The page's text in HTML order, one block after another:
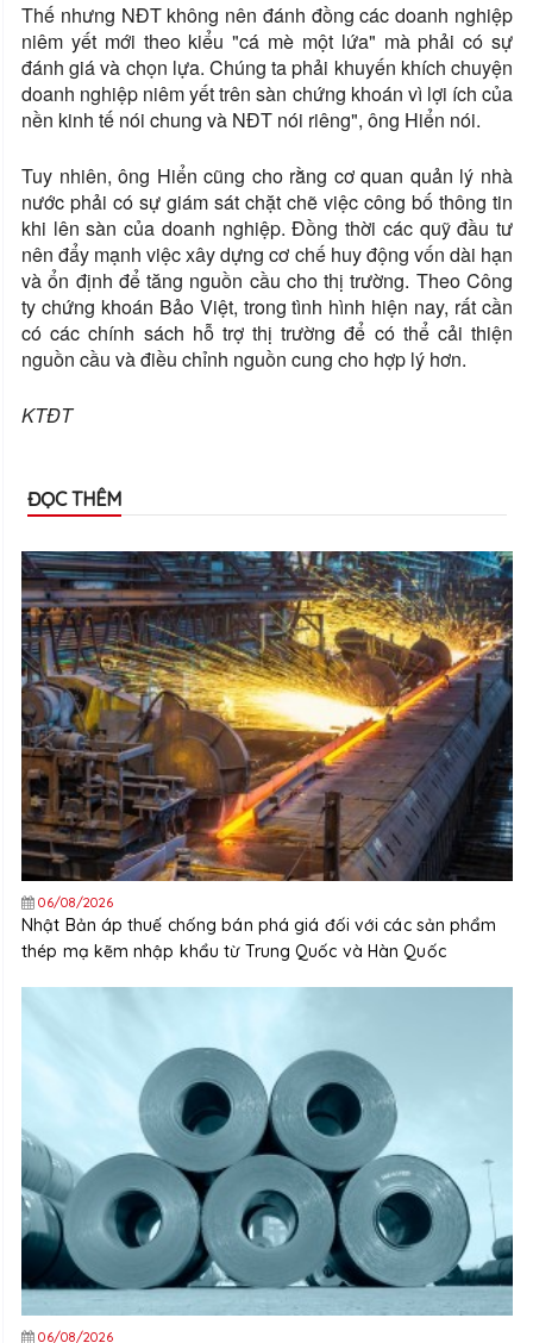
Thế nhưng NĐT không nên đánh đồng các doanh nghiệp
niêm yết mới theo kiểu "cá mè một lứa" mà phải có sự
đánh giá và chọn lựa. Chúng ta phải khuyến khích chuyện
doanh nghiệp niêm yết trên sàn chứng khoán vì lợi ích của
nền kinh tế nói chung và NĐT nói riêng", ông Hiển nói.
Tuy nhiên, ông Hiển cũng cho rằng cơ quan quản lý nhà
nước phải có sự giám sát chặt chẽ việc công bố thông tin
khi lên sàn của doanh nghiệp. Đồng thời các quỹ đầu tư
nên đẩy mạnh việc xây dựng cơ chế huy động vốn dài hạn
và ổn định để tăng nguồn cầu cho thị trường. Theo Công
ty chứng khoán Bảo Việt, trong tình hình hiện nay, rất cần
có các chính sách hỗ trợ thị trường để có thể cải thiện
nguồn cầu và điều chỉnh nguồn cung cho hợp lý hơn.
KTĐT
ĐỌC THÊM
06/08/2026
Nhật Bản áp thuế chống bán phá giá đối với các sản phẩm
thép mạ kẽm nhập khẩu từ Trung Quốc và Hàn Quốc
06/08/2026